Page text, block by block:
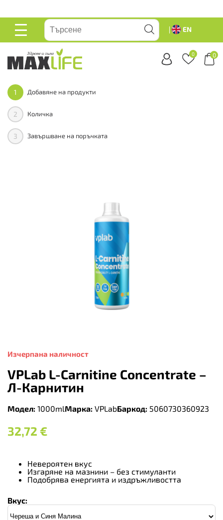
ОСНОВНО
EN
0 0
1 Добавяне на продукти
2 Количка
3 Завършване на поръчката
Изчерпана наличност
VPLab L-Carnitine Concentrate –
Л-Карнитин
Модел: 1000mlМарка: VPLabБаркод: 5060730360923
32,72 €
Невероятен вкус
Изгаряне на мазнини – без стимуланти
Подобрява енергията и издръжливостта
Вкус: